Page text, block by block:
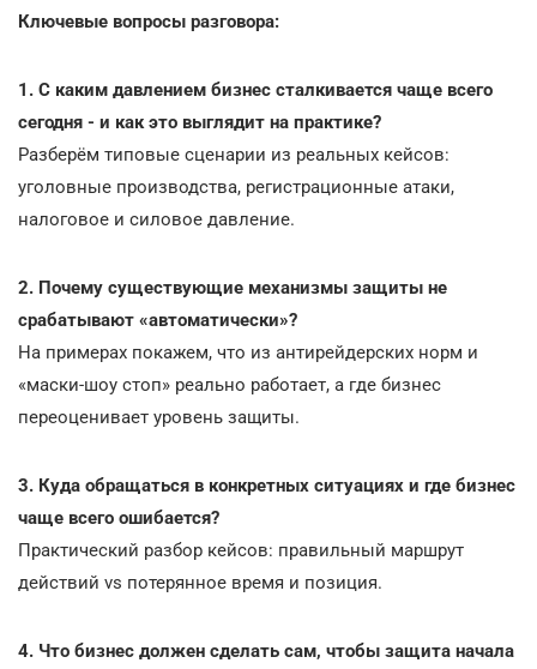
Ключевые вопросы разговора:
1. С каким давлением бизнес сталкивается чаще всего
сегодня - и как это выглядит на практике?
Разберём типовые сценарии из реальных кейсов:
уголовные производства, регистрационные атаки,
налоговое и силовое давление.
2. Почему существующие механизмы защиты не
срабатывают «автоматически»?
На примерах покажем, что из антирейдерских норм и
«маски-шоу стоп» реально работает, а где бизнес
переоценивает уровень защиты.
3. Куда обращаться в конкретных ситуациях и где бизнес
чаще всего ошибается?
Практический разбор кейсов: правильный маршрут
действий vs потерянное время и позиция.
4. Что бизнес должен сделать сам, чтобы защита начала